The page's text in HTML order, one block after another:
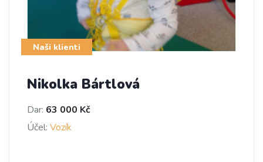
Naši klienti
Nikolka Bártlová
Dar: 63 000 Kč
Účel: Vozík